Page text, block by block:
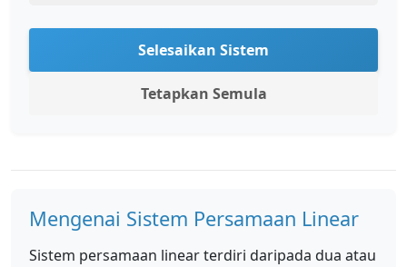
Selesaikan Sistem
Tetapkan Semula
Mengenai Sistem Persamaan Linear
Sistem persamaan linear terdiri daripada dua atau